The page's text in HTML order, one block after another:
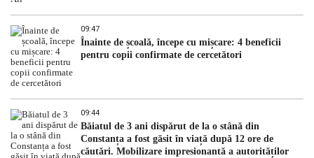
09:47
Înainte de școală, începe cu mișcare: 4 beneficii
pentru copii confirmate de cercetători
09:44
Băiatul de 3 ani dispărut de la o stână din
Constanța a fost găsit în viață după 12 ore de
căutări. Mobilizare impresionantă a autorităților